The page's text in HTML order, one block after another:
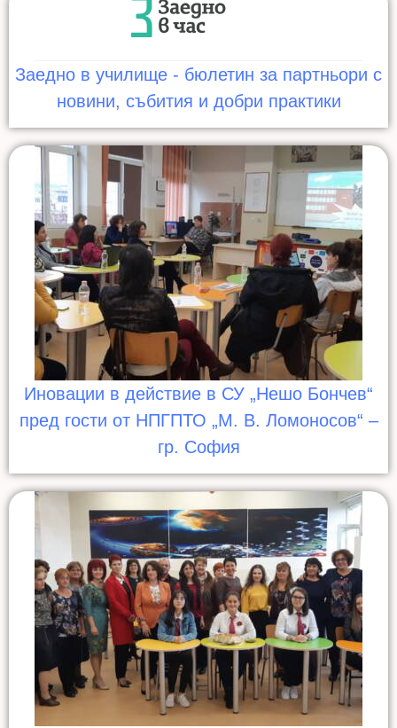
Заедно в училище - бюлетин за партньори с
новини, събития и добри практики
Иновации в действие в СУ „Нешо Бончев“
пред гости от НПГПТО „М. В. Ломоносов“ –
гр. София